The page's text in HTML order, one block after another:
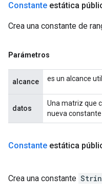
Constante estática
Crea una constante de
Parámetros
alcance es un alcance
datos
Una matriz que
nueva
Constante estática
Crea una constante